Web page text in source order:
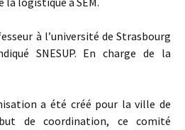
à l’université de Strasbourg
SNESUP. En charge de la
a été créé pour la ville de
de coordination, ce comité